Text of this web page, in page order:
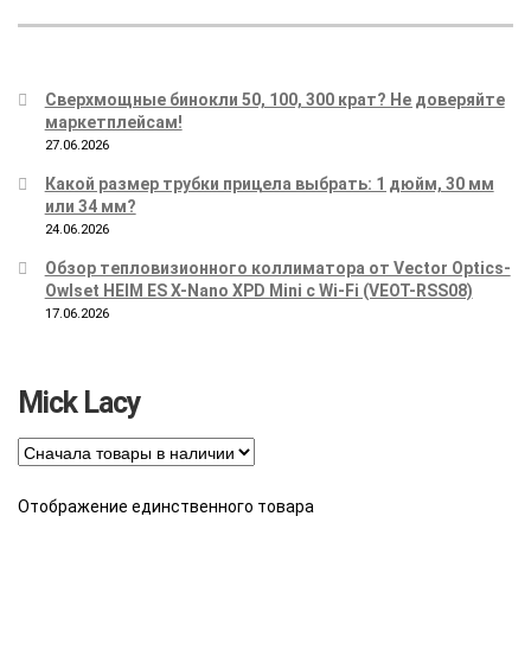
Сверхмощные бинокли 50, 100, 300 крат? Не доверяйте
маркетплейсам!
27.06.2026
Какой размер трубки прицела выбрать: 1 дюйм, 30 мм
или 34 мм?
24.06.2026
Обзор тепловизионного коллиматора от Vector Optics-
Owlset HEIM ES X-Nano XPD Mini с Wi-Fi (VEOT-RSS08)
17.06.2026
Mick Lacy
Отображение единственного товара